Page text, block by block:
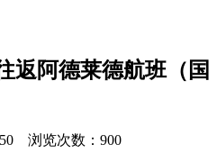
返阿德莱德航班（国
浏览次数： 900